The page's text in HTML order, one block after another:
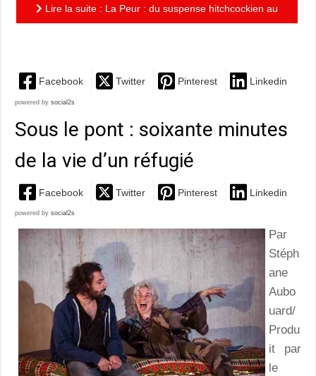
Lire la suite : La Peur : du suspense hitchcockien au
Facebook Twitter Pinterest Linkedin
powered by social2s
Sous le pont : soixante minutes
de la vie d’un réfugié
Facebook Twitter Pinterest Linkedin
powered by social2s
Par
Stéph
ane
Aubo
uard/
Produ
it par
le